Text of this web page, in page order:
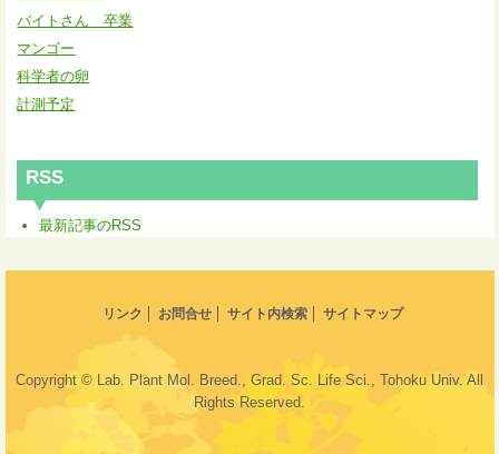
バイトさん 卒業
マンゴー
科学者の卵
計測予定
RSS
最新記事のRSS
リンク お問合せ サイト内検索 サイトマップ
Copyright © Lab. Plant Mol. Breed., Grad. Sc. Life Sci., Tohoku Univ. All
Rights Reserved.